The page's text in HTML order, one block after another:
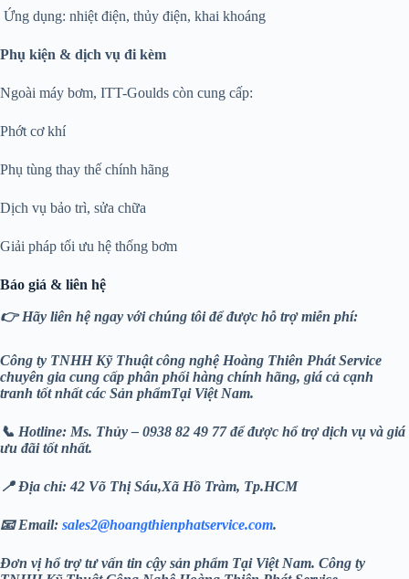
Ứng dụng: nhiệt điện, thủy điện, khai khoáng
Phụ kiện & dịch vụ đi kèm
Ngoài máy bơm, ITT-Goulds còn cung cấp:
Phớt cơ khí
Phụ tùng thay thế chính hãng
Dịch vụ bảo trì, sửa chữa
Giải pháp tối ưu hệ thống bơm
Báo giá & liên hệ
👉 Hãy liên hệ ngay với chúng tôi để được hỗ trợ miễn phí:
Công ty TNHH Kỹ Thuật công nghệ Hoàng Thiên PhátService
chuyên gia cung cấp phân phối hàng chính hãng, giá cả cạnh
tranh tốt nhất các Sản phẩmTại Việt Nam.
📞 Hotline: Ms. Thủy – 0938 82 49 77 để được hổ trợ dịch vụ và giá
ưu đãi tốt nhất.
📍 Địa chỉ: 42 Võ Thị Sáu,Xã Hồ Tràm, Tp.HCM
📧 Email: sales2@hoangthienphatservice.com.
Đơn vị hổ trợ tư vấn tin cậy sản phẩm Tại Việt Nam. Công ty